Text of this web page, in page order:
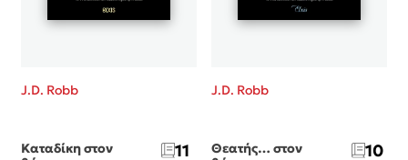
Ένας γίγαντας στο σχολείο
J.D. Robb
Καταδίκη στον
11
J.D. Robb
Θεατής… στον
10